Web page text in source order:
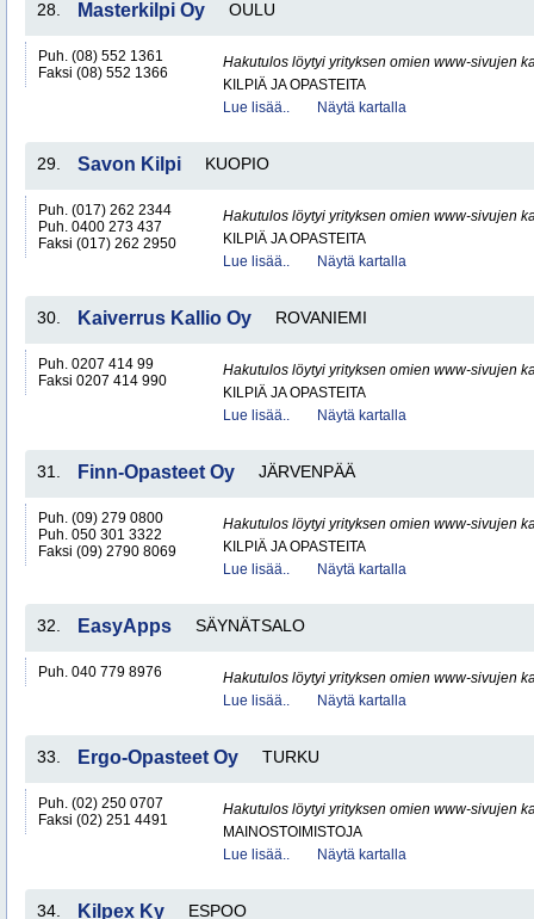
28. Masterkilpi Oy OULU
Puh. (08) 552 1361
Faksi (08) 552 1366
Hakutulos löytyi yrityksen omien www-sivujen
KILPIÄ JA OPASTEITA
Lue lisää..
Näytä kartalla
29. Savon Kilpi KUOPIO
Puh. (017) 262 2344
Puh. 0400 273 437
Faksi (017) 262 2950
Hakutulos löytyi yrityksen omien www-sivujen
KILPIÄ JA OPASTEITA
Lue lisää..
Näytä kartalla
30. Kaiverrus Kallio Oy ROVANIEMI
Puh. 0207 414 99
Faksi 0207 414 990
Hakutulos löytyi yrityksen omien www-sivujen
KILPIÄ JA OPASTEITA
Lue lisää..
Näytä kartalla
31. Finn-Opasteet Oy JÄRVENPÄÄ
Puh. (09) 279 0800
Puh. 050 301 3322
Faksi (09) 2790 8069
Hakutulos löytyi yrityksen omien www-sivujen
KILPIÄ JA OPASTEITA
Lue lisää..
Näytä kartalla
32. EasyApps SÄYNÄTSALO
Puh. 040 779 8976
Hakutulos löytyi yrityksen omien www-sivujen
Lue lisää..
Näytä kartalla
33. Ergo-Opasteet Oy TURKU
Puh. (02) 250 0707
Faksi (02) 251 4491
Hakutulos löytyi yrityksen omien www-sivujen
MAINOSTOIMISTOJA
Lue lisää..
Näytä kartalla
34. Kilpex Ky ESPOO